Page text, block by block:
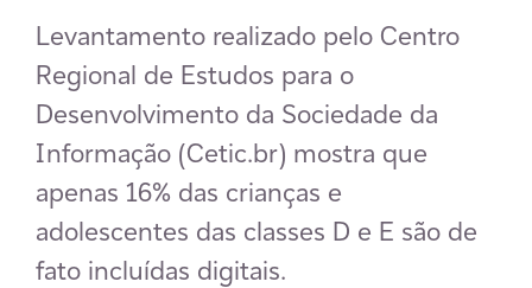
Levantamento realizado pelo Centro
Regional de Estudos para o
Desenvolvimento da Sociedade da
Informação (Cetic.br) mostra que
apenas 16% das crianças e
adolescentes das classes D e E são de
fato incluídas digitais.